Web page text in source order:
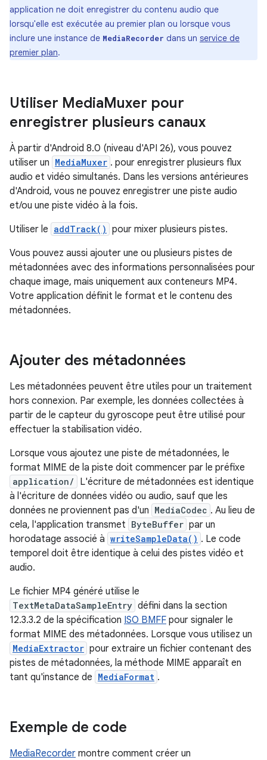
application ne doit enregistrer du contenu audio que
lorsqu'elle est exécutée au premier plan ou lorsque vous
inclure une instance de MediaRecorder dans un service de
premier plan.
Utiliser MediaMuxer pour
enregistrer plusieurs canaux
À partir d'Android 8.0 (niveau d'API 26), vous pouvez
utiliser un MediaMuxer . pour enregistrer plusieurs flux
audio et vidéo simultanés. Dans les versions antérieures
d'Android, vous ne pouvez enregistrer une piste audio
et/ou une piste vidéo à la fois.
Utiliser le addTrack() pour mixer plusieurs pistes.
Vous pouvez aussi ajouter une ou plusieurs pistes de
métadonnées avec des informations personnalisées pour
chaque image, mais uniquement aux conteneurs MP4.
Votre application définit le format et le contenu des
métadonnées.
Ajouter des métadonnées
Les métadonnées peuvent être utiles pour un traitement
hors connexion. Par exemple, les données collectées à
partir de le capteur du gyroscope peut être utilisé pour
effectuer la stabilisation vidéo.
Lorsque vous ajoutez une piste de métadonnées, le
format MIME de la piste doit commencer par le préfixe
application/
L'écriture de métadonnées est identique
à l'écriture de données vidéo ou audio, sauf que les
données ne proviennent pas d'un MediaCodec . Au lieu de
cela, l'application transmet ByteBuffer par un
horodatage associé à writeSampleData() . Le code
temporel doit être identique à celui des pistes vidéo et
audio.
Le fichier MP4 généré utilise le
TextMetaDataSampleEntry défini dans la section
12.3.3.2 de la spécification ISO BMFF pour signaler le
format MIME des métadonnées. Lorsque vous utilisez un
MediaExtractor pour extraire un fichier contenant des
pistes de métadonnées, la méthode MIME apparaît en
tant qu'instance de MediaFormat .
Exemple de code
MediaRecorder montre comment créer un